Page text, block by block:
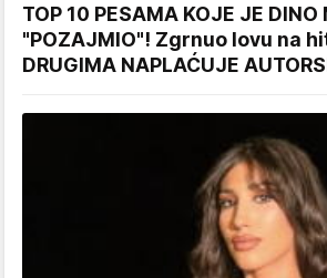
TOP 10 PESAMA KOJE JE DINO
"POZAJMIO"! Zgrnuo lovu na
DRUGIMA NAPLAĆUJE